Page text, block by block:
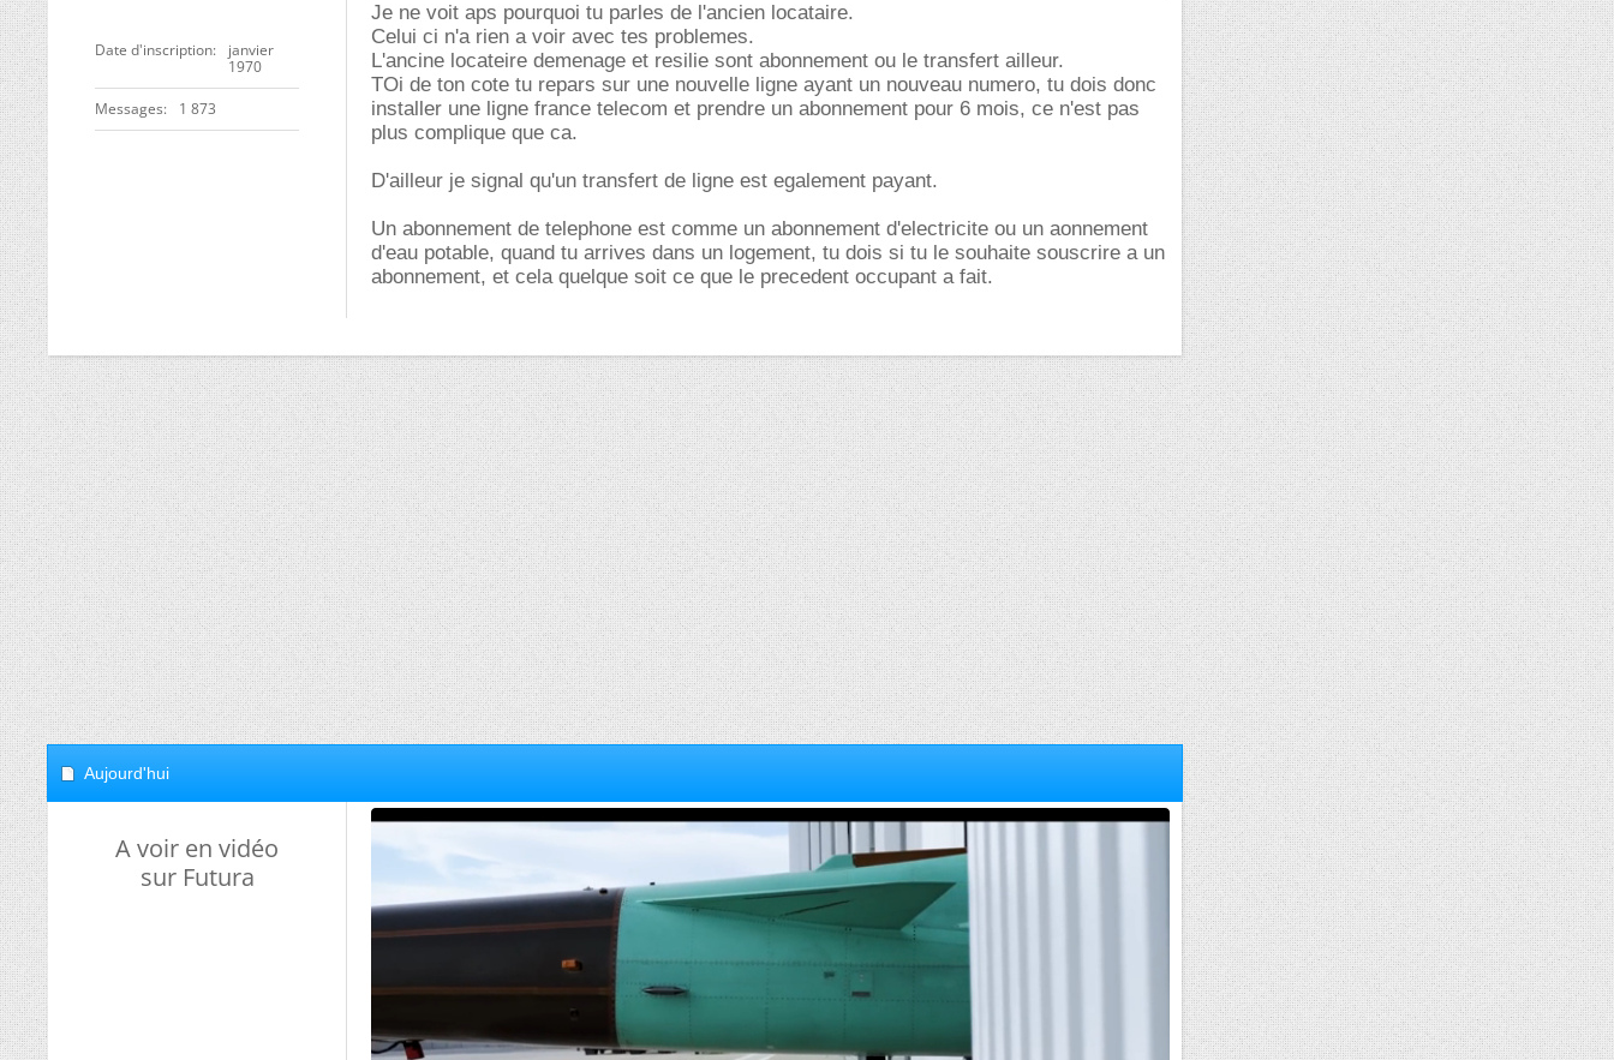
Date d'inscription
janvier
1970
Messages 1 873
Je ne voit aps pourquoi tu parles de l'ancien locataire.
Celui ci n'a rien a voir avec tes problemes.
L'ancine locateire demenage et resilie sont abonnement ou le transfert ailleur.
TOi de ton cote tu repars sur une nouvelle ligne ayant un nouveau numero, tu dois donc
installer une ligne france telecom et prendre un abonnement pour 6 mois, ce n'est pas
plus complique que ca.
D'ailleur je signal qu'un transfert de ligne est egalement payant.
Un abonnement de telephone est comme un abonnement d'electricite ou un aonnement
d'eau potable, quand tu arrives dans un logement, tu dois si tu le souhaite souscrire a un
abonnement, et cela quelque soit ce que le precedent occupant a fait.
Aujourd'hui
A voir en vidéo
sur Futura